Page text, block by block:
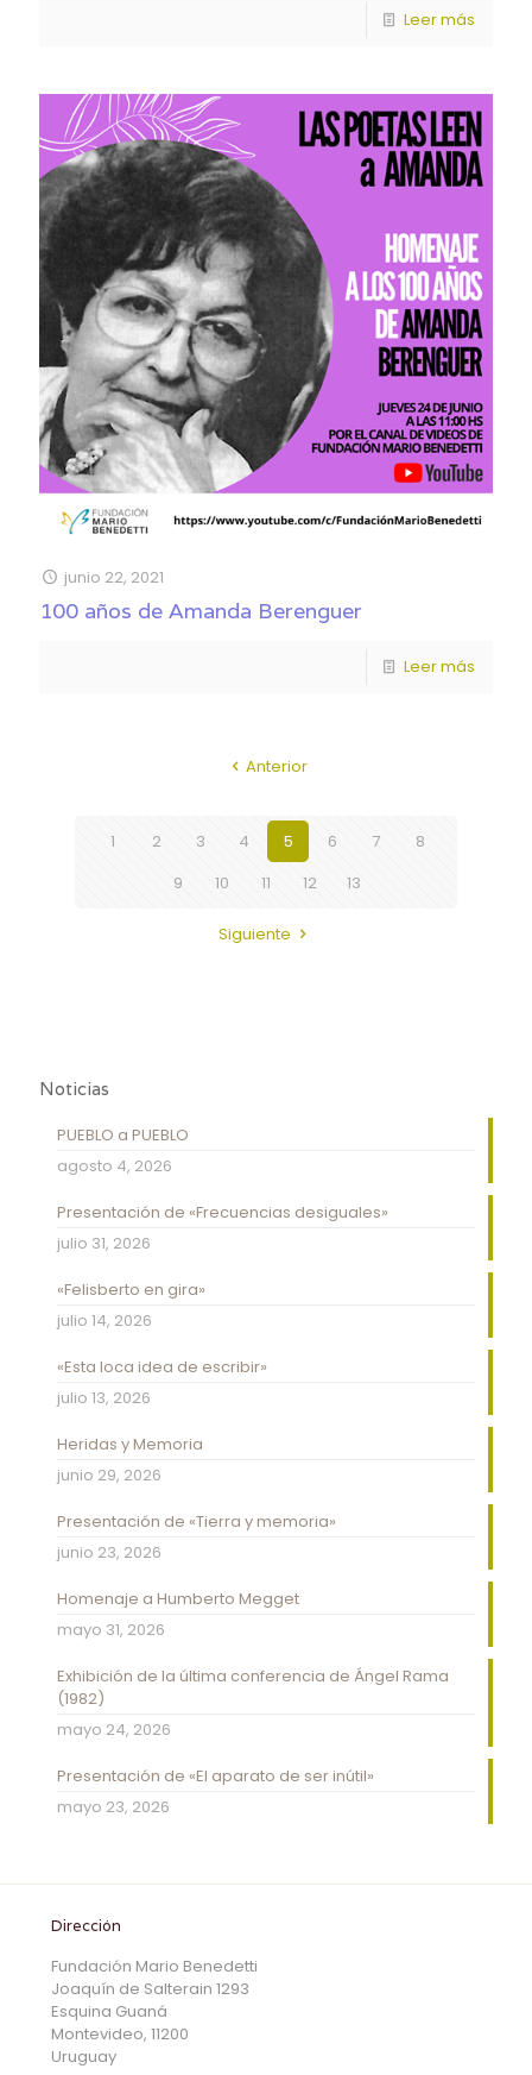
Leer más
junio 22, 2021
100 años de Amanda Berenguer
Leer más
Anterior
1 2 3 4 5 6 7
8
9
10 11 12 13
Siguiente
Noticias
PUEBLO a PUEBLO
agosto 4, 2026
Presentación de «Frecuencias desiguales»
julio 31, 2026
«Felisberto en gira»
julio 14, 2026
«Esta loca idea de escribir»
julio 13, 2026
Heridas y Memoria
junio 29, 2026
Presentación de «Tierra y memoria»
junio 23, 2026
Homenaje a Humberto Megget
mayo 31, 2026
Exhibición de la última conferencia de Ángel Rama
(1982)
mayo 24, 2026
Presentación de «El aparato de ser inútil»
mayo 23, 2026
Dirección
Fundación Mario Benedetti
Joaquín de Salterain 1293
Esquina Guaná
Montevideo, 11200
Uruguay